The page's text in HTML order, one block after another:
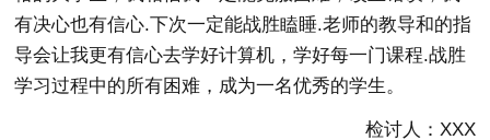
有决心也有信心.下次一定能战胜瞌睡.老师的教导和的指
导会让我更有信心去学好计算机，学好每一门课程.战胜
学习过程中的所有困难，成为一名优秀的学生。
检讨人：XXX